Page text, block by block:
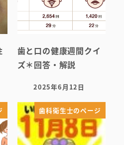
無料託児ルーム
スタッフ紹介
歯と口の健康週間クイ
ズ＊回答・解説
投稿日
2025年6月12日
歯科衛生士のページ